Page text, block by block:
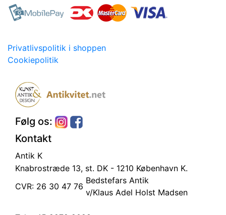
Privatlivspolitik i shoppen
Cookiepolitik
Følg os:
Kontakt
Antik K
Knabrostræde 13, st. DK - 1210 København K.
CVR: 26 30 47 76
Bedstefars Antik
v/Klaus Adel Holst Madsen